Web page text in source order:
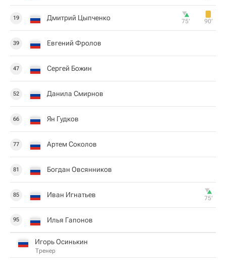
19 Дмитрий Цыпченко 75‎’‎ 90‎’‎
39 Евгений Фролов
47 Сергей Божин
52 Данила Смирнов
66 Ян Гудков
77 Артем Соколов
81 Богдан Овсянников
85 Иван Игнатьев 75‎’‎
95 Илья Гапонов
Игорь Осинькин
Тренер